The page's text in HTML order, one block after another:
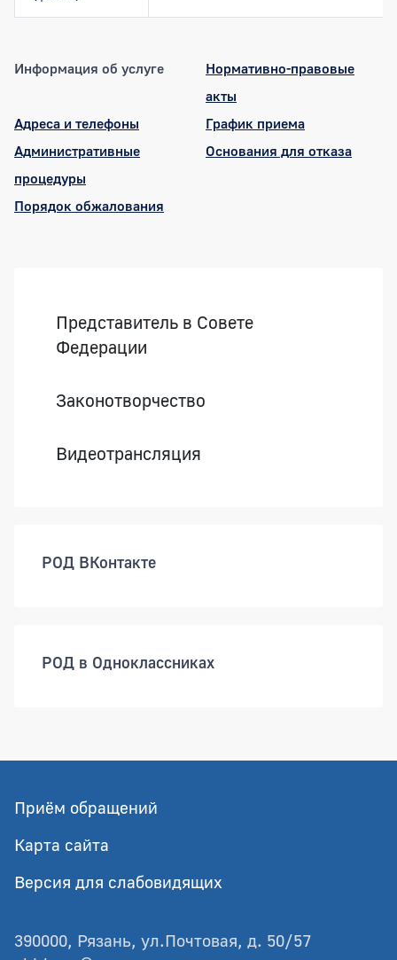
Информация об услуге
Нормативно-правовые
акты
Адреса и телефоны
График приема
Административные
процедуры
Основания для отказа
Порядок обжалования
Представитель в Совете
Федерации
Законотворчество
Видеотрансляция
РОД ВКонтакте
РОД в Одноклассниках
Приём обращений
Карта сайта
Версия для слабовидящих
390000, Рязань, ул.Почтовая, д. 50/57